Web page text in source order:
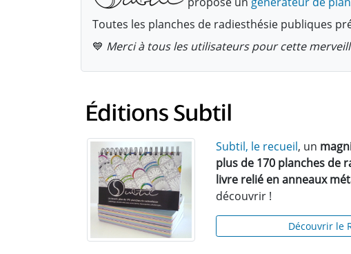
Toutes les planches de radiesthésie publiques
💙 Merci à tous les utilisateurs pour cette
Subtil, le recueil, un
plus de 170 planches de
livre relié en anneaux
découvrir !
Découvrir le